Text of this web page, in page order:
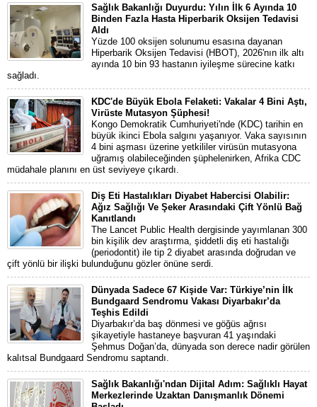
Sağlık Bakanlığı Duyurdu: Yılın İlk 6 Ayında 10
Binden Fazla Hasta Hiperbarik Oksijen Tedavisi
Aldı
Yüzde 100 oksijen solunumu esasına dayanan
Hiperbarik Oksijen Tedavisi (HBOT), 2026'nın ilk altı
ayında 10 bin 93 hastanın iyileşme sürecine katkı
sağladı.
KDC'de Büyük Ebola Felaketi: Vakalar 4 Bini Aştı,
Virüste Mutasyon Şüphesi!
Kongo Demokratik Cumhuriyeti'nde (KDC) tarihin en
büyük ikinci Ebola salgını yaşanıyor. Vaka sayısının
4 bini aşması üzerine yetkililer virüsün mutasyona
uğramış olabileceğinden şüphelenirken, Afrika CDC
müdahale planını en üst seviyeye çıkardı.
Diş Eti Hastalıkları Diyabet Habercisi Olabilir:
Ağız Sağlığı Ve Şeker Arasındaki Çift Yönlü Bağ
Kanıtlandı
The Lancet Public Health dergisinde yayımlanan 300
bin kişilik dev araştırma, şiddetli diş eti hastalığı
(periodontit) ile tip 2 diyabet arasında doğrudan ve
çift yönlü bir ilişki bulunduğunu gözler önüne serdi.
Dünyada Sadece 67 Kişide Var: Türkiye’nin İlk
Bundgaard Sendromu Vakası Diyarbakır’da
Teşhis Edildi
Diyarbakır’da baş dönmesi ve göğüs ağrısı
şikayetiyle hastaneye başvuran 41 yaşındaki
Şehmus Doğan’da, dünyada son derece nadir görülen
kalıtsal Bundgaard Sendromu saptandı.
Sağlık Bakanlığı'ndan Dijital Adım: Sağlıklı Hayat
Merkezlerinde Uzaktan Danışmanlık Dönemi